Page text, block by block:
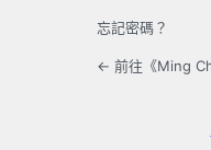
忘記密碼？
← 前往《Ming